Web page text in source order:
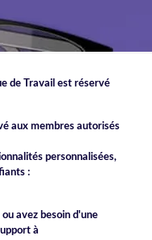
de Travail est réservé
aux membres autorisés
personnalisées,
:
avez besoin d'une
à